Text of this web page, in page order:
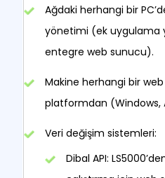
Ağdaki herhangi bir
yönetimi (ek uygulama
entegre web sunucu).
Makine herhangi bir web
platformdan (Windows,
Veri değişim sistemleri:
Dibal API: